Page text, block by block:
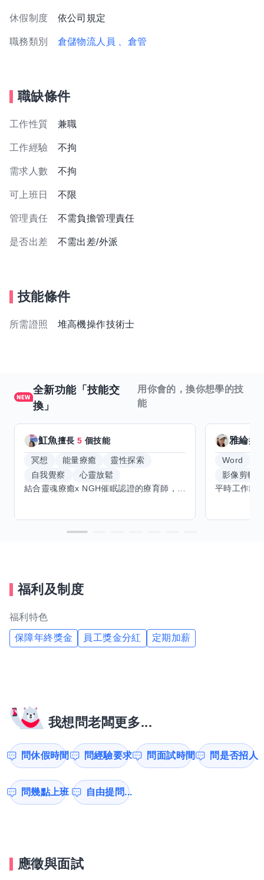
休假制度 依公司規定
職務類別 倉儲物流人員 、倉管
職缺條件
工作性質 兼職
工作經驗 不拘
需求人數 不拘
可上班日 不限
管理責任 不需負擔管理責任
是否出差 不需出差/外派
技能條件
所需證照 堆高機操作技術士
全新功能「技能交
換」
用你會的，換你想學的技
能
魟魚擅長5 個技能
冥想 能量療癒
靈性探索
自我覺察
心靈放鬆
雅綸擅
Word
影像剪輯
福利及制度
福利特色
保障年終獎金 員工獎金分紅 定期加薪
我想問老闆更多...
問休假時間 問經驗要求 問面試時間 問是否招人
問幾點上班 自由提問...
應徵與面試